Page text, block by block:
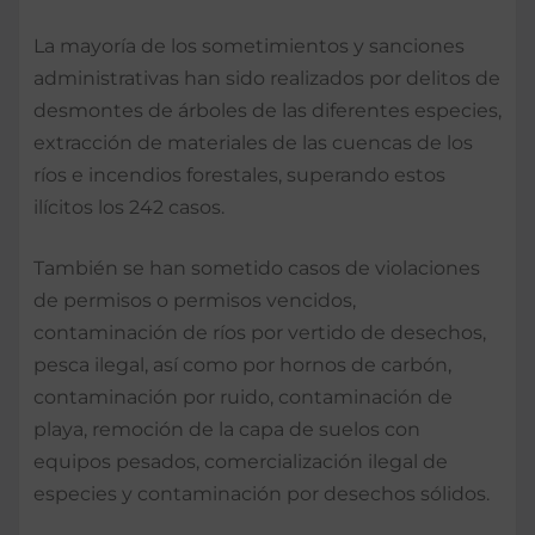
La mayoría de los sometimientos y sanciones
administrativas han sido realizados por delitos de
desmontes de árboles de las diferentes especies,
extracción de materiales de las cuencas de los
ríos e incendios forestales, superando estos
ilícitos los 242 casos.
También se han sometido casos de violaciones
de permisos o permisos vencidos,
contaminación de ríos por vertido de desechos,
pesca ilegal, así como por hornos de carbón,
contaminación por ruido, contaminación de
playa, remoción de la capa de suelos con
equipos pesados, comercialización ilegal de
especies y contaminación por desechos sólidos.